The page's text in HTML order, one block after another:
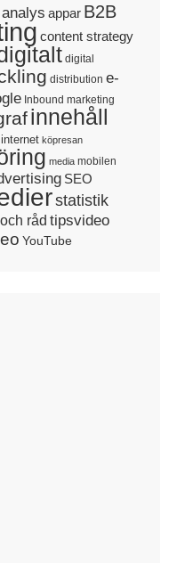
analys appar B2B
content strategy
digital
distribution e-
Inbound marketing
innehåll
internet köpresan
media mobilen
SEO
statistik
råd tipsvideo
YouTube